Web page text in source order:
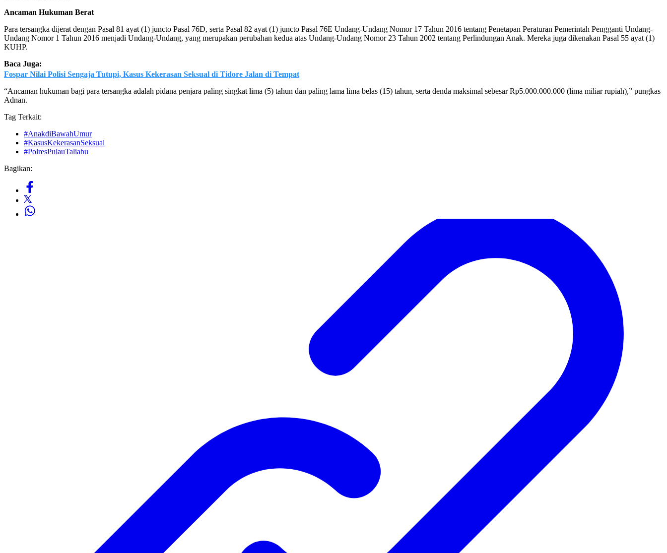
Ancaman Hukuman Berat
Para tersangka dijerat dengan Pasal 81 ayat (1) juncto Pasal 76D, serta Pasal 82 ayat (1) juncto Pasal 76E Undang-Undang Nomor 17 Tahun 2016 tentang Penetapan Peraturan Pemerintah Pengganti Undang-
Undang Nomor 1 Tahun 2016 menjadi Undang-Undang, yang merupakan perubahan kedua atas Undang-Undang Nomor 23 Tahun 2002 tentang Perlindungan Anak. Mereka juga dikenakan Pasal 55 ayat (1)
KUHP.
Baca Juga:
Fospar Nilai Polisi Sengaja Tutupi, Kasus Kekerasan Seksual di Tidore Jalan di Tempat
“Ancaman hukuman bagi para tersangka adalah pidana penjara paling singkat lima (5) tahun dan paling lama lima belas (15) tahun, serta denda maksimal sebesar Rp5.000.000.000 (lima miliar rupiah),” pungkas
Adnan.
Tag Terkait:
#AnakdiBawahUmur
#KasusKekerasanSeksual
#PolresPulauTaliabu
Bagikan: